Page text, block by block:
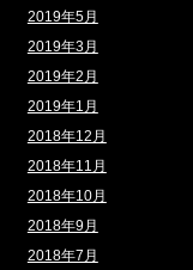
2019年5月
2019年3月
2019年2月
2019年1月
2018年12月
2018年11月
2018年10月
2018年9月
2018年7月